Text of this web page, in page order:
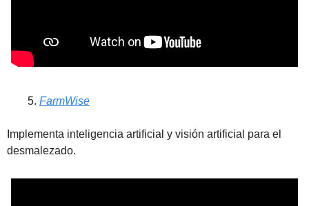
FarmWise
Implementa inteligencia artificial y visión artificial para el
desmalezado.